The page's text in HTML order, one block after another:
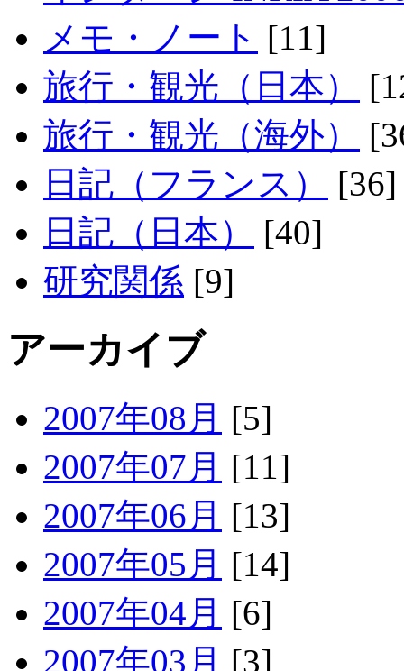
メモ・ノート [11]
旅行・観光（日本）
旅行・観光（海外）
日記（フランス）
[36]
日記（日本）
[40]
研究関係 [9]
アーカイブ
2007年08月 [5]
2007年07月 [11]
2007年06月 [13]
2007年05月 [14]
2007年04月 [6]
2007年03月 [3]